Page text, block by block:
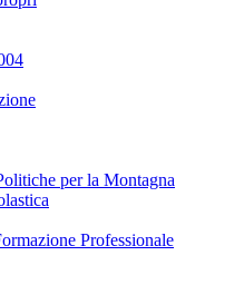
per la Montagna
Professionale